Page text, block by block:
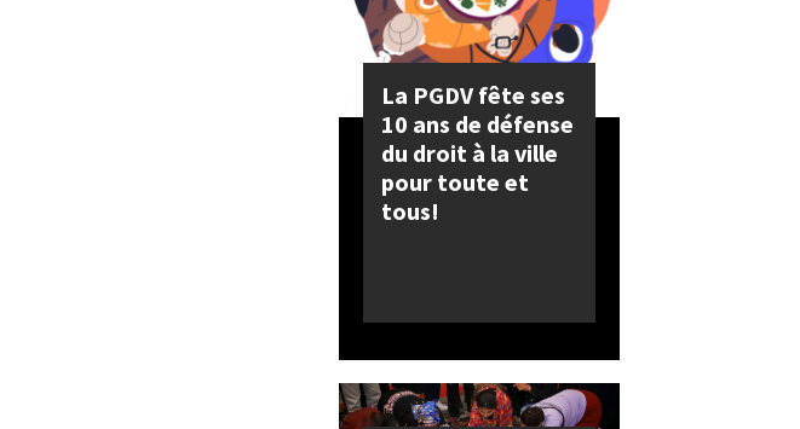
La PGDV fête ses
10 ans de défense
du droit à la ville
pour toute et
tous!